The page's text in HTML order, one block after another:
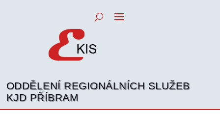
ODDĚLENÍ REGIONÁLNÍCH SLUŽEB
KJD PŘÍBRAM